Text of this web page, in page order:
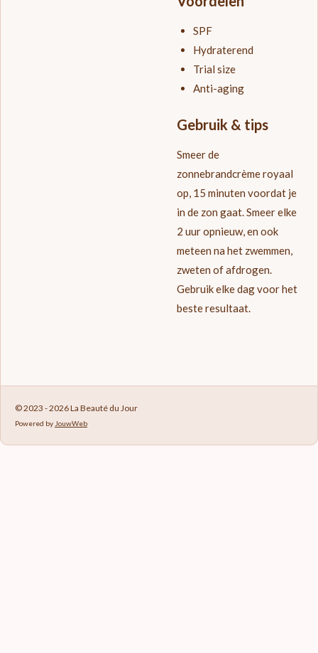
SPF
Hydraterend
Trial size
Anti-aging
Gebruik & tips
Smeer de
zonnebrandcrème royaal
op, 15 minuten voordat je
in de zon gaat. Smeer elke
2 uur opnieuw, en ook
meteen na het zwemmen,
zweten of afdrogen.
Gebruik elke dag voor het
beste resultaat.
© 2023 - 2026 La Beauté du Jour
Powered by JouwWeb